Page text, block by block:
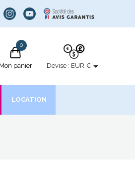
Mon panier
0
Devise : EUR €
LOCATION